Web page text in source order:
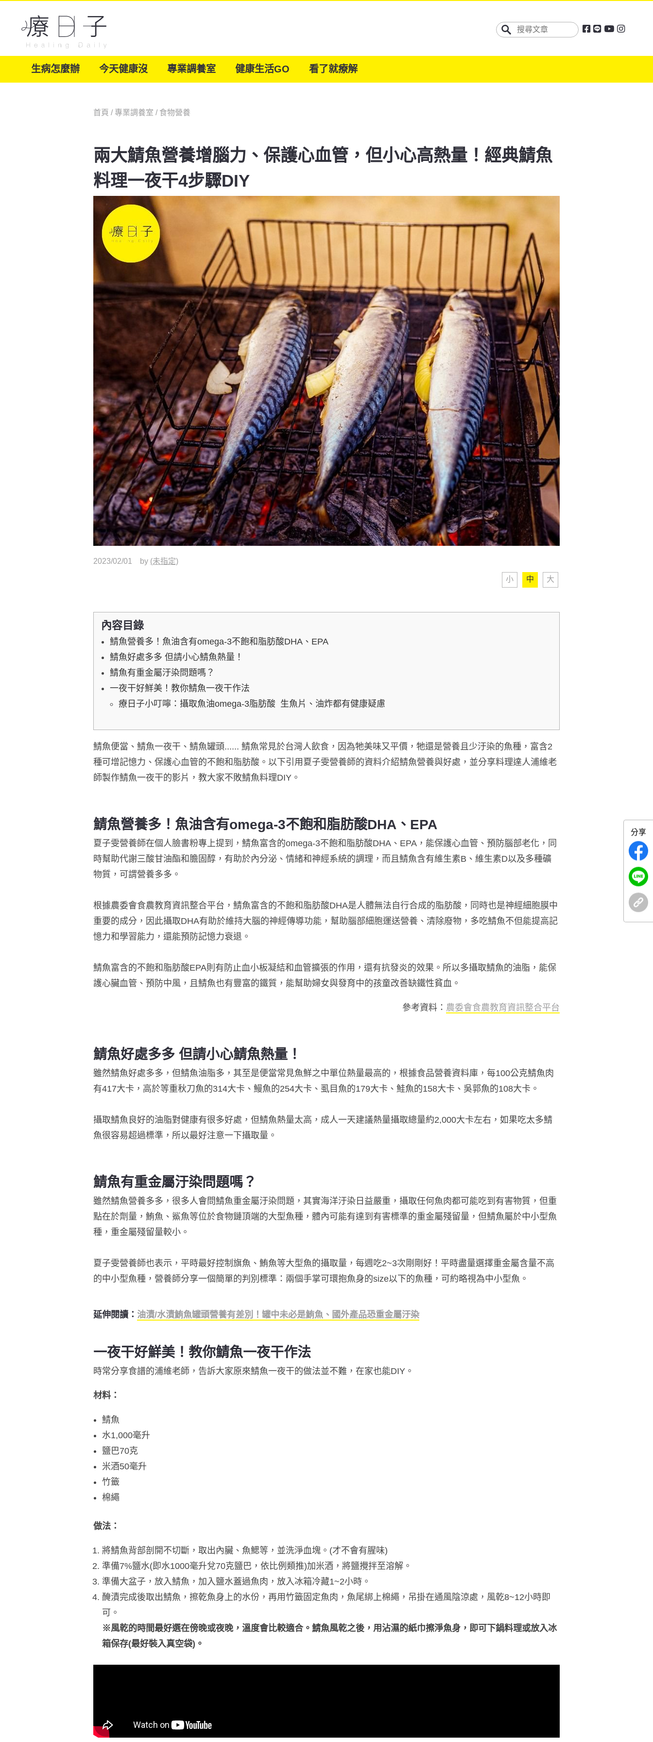
生病怎麼辦 今天健康沒 專業調養室 健康生活GO 看了就療解
首頁 /專業調養室 / 食物營養
兩大鯖魚營養增腦力、保護心血管，但小心高熱量！經典鯖魚
料理一夜干4步驟DIY
2023/02/01 by (未指定)
小 中 大
內容目錄
鯖魚營養多！魚油含有omega-3不飽和脂肪酸DHA、EPA
鯖魚好處多多 但請小心鯖魚熱量！
鯖魚有重金屬汙染問題嗎？
一夜干好鮮美！教你鯖魚一夜干作法
療日子小叮嚀：攝取魚油omega-3脂肪酸 生魚片、油炸都有健康疑慮
鯖魚便當、鯖魚一夜干、鯖魚罐頭...... 鯖魚常見於台灣人飲食，因為牠美味又平價，牠還是營養且少汙染的魚種，富含2
種可增記憶力、保護心血管的不飽和脂肪酸。以下引用夏子雯營養師的資料介紹鯖魚營養與好處，並分享料理達人浦維老
師製作鯖魚一夜干的影片，教大家不敗鯖魚料理DIY。
鯖魚營養多！魚油含有omega-3不飽和脂肪酸DHA、EPA
夏子雯營養師在個人臉書粉專上提到，鯖魚富含的omega-3不飽和脂肪酸DHA、EPA，能保護心血管、預防腦部老化，同
時幫助代謝三酸甘油酯和膽固醇，有助於內分泌、情緒和神經系統的調理，而且鯖魚含有維生素B、維生素D以及多種礦
物質，可謂營養多多。
根據農委會食農教育資訊整合平台，鯖魚富含的不飽和脂肪酸DHA是人體無法自行合成的脂肪酸，同時也是神經細胞膜中
重要的成分，因此攝取DHA有助於維持大腦的神經傳導功能，幫助腦部細胞運送營養、清除廢物，多吃鯖魚不但能提高記
憶力和學習能力，還能預防記憶力衰退。
鯖魚富含的不飽和脂肪酸EPA則有防止血小板凝結和血管擴張的作用，還有抗發炎的效果。所以多攝取鯖魚的油脂，能保
護心臟血管、預防中風，且鯖魚也有豐富的鐵質，能幫助婦女與發育中的孩童改善缺鐵性貧血。
參考資料： 農委會食農教育資訊整合平台
鯖魚好處多多 但請小心鯖魚熱量！
雖然鯖魚好處多多，但鯖魚油脂多，其至是便當常見魚鮮之中單位熱量最高的，根據食品營養資料庫，每100公克鯖魚肉
有417大卡，高於等重秋刀魚的314大卡、鰻魚的254大卡、虱目魚的179大卡、鮭魚的158大卡、吳郭魚的108大卡。
攝取鯖魚良好的油脂對健康有很多好處，但鯖魚熱量太高，成人一天建議熱量攝取總量約2,000大卡左右，如果吃太多鯖
魚很容易超過標準，所以最好注意一下攝取量。
鯖魚有重金屬汙染問題嗎？
雖然鯖魚營養多多，很多人會問鯖魚重金屬汙染問題，其實海洋汙染日益嚴重，攝取任何魚肉都可能吃到有害物質，但重
點在於劑量，鮪魚、鯊魚等位於食物鏈頂端的大型魚種，體內可能有達到有害標準的重金屬殘留量，但鯖魚屬於中小型魚
種，重金屬殘留量較小。
夏子雯營養師也表示，平時最好控制旗魚、鮪魚等大型魚的攝取量，每週吃2~3次剛剛好！平時盡量選擇重金屬含量不高
的中小型魚種，營養師分享一個簡單的判別標準：兩個手掌可環抱魚身的size以下的魚種，可約略視為中小型魚。
延伸閱讀： 油漬/水漬鮪魚罐頭營養有差別！罐中未必是鮪魚、國外產品恐重金屬汙染
一夜干好鮮美！教你鯖魚一夜干作法
時常分享食譜的浦維老師，告訴大家原來鯖魚一夜干的做法並不難，在家也能DIY。
材料：
鯖魚
水1,000毫升
鹽巴70克
米酒50毫升
竹籤
棉繩
做法：
將鯖魚背部剖開不切斷，取出內臟、魚鰓等，並洗淨血塊。(才不會有腥味)
準備7%鹽水(即水1000毫升兌70克鹽巴，依比例類推)加米酒，將鹽攪拌至溶解。
準備大盆子，放入鯖魚，加入鹽水蓋過魚肉，放入冰箱冷藏1~2小時。
醃漬完成後取出鯖魚，擦乾魚身上的水份，再用竹籤固定魚肉，魚尾綁上棉繩，吊掛在通風陰涼處，風乾8~12小時即
可。
※風乾的時間最好選在傍晚或夜晚，溫度會比較適合。鯖魚風乾之後，用沾濕的紙巾擦淨魚身，即可下鍋料理或放入冰
箱保存(最好裝入真空袋)。
分享